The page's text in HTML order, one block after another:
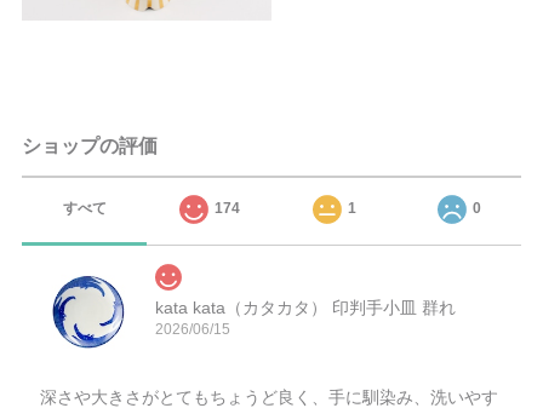
ショップの評価
すべて 174 1 0
kata kata（カタカタ） 印判手小皿 群れ
2026/06/15
深さや大きさがとてもちょうど良く、手に馴染み、洗いやす